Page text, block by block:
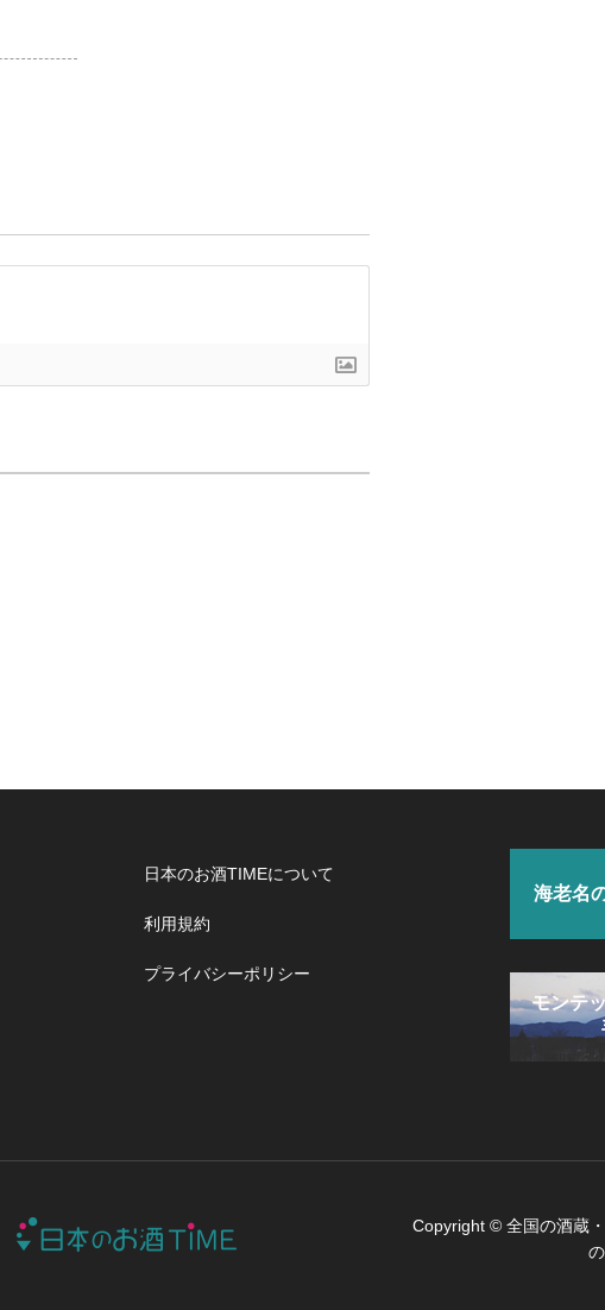
日本のお酒TIMEについて
利用規約
プライバシーポリシー
海老名
モンテ
Copyright © 全国の酒蔵